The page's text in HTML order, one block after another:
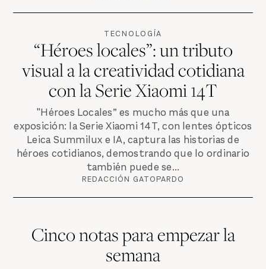
TECNOLOGÍA
“Héroes locales”: un tributo
visual a la creatividad cotidiana
con la Serie Xiaomi 14T
"Héroes Locales” es mucho más que una
exposición: la Serie Xiaomi 14T, con lentes ópticos
Leica Summilux e IA, captura las historias de
héroes cotidianos, demostrando que lo ordinario
también puede se...
REDACCIÓN GATOPARDO
Cinco notas para empezar la
semana